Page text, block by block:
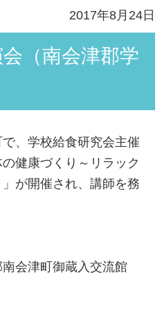
2017年8月24日
（南会津郡学
、学校給食研究会主催
健康づくり～リラック
が開催され、講師を務
会津町御蔵入交流館